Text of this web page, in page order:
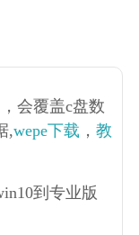
会覆盖c盘数
,wepe下载 ， 教
到专业版